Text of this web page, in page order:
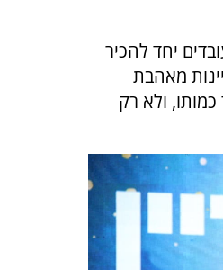
יחד להכיר
מאהבת
ולא רק